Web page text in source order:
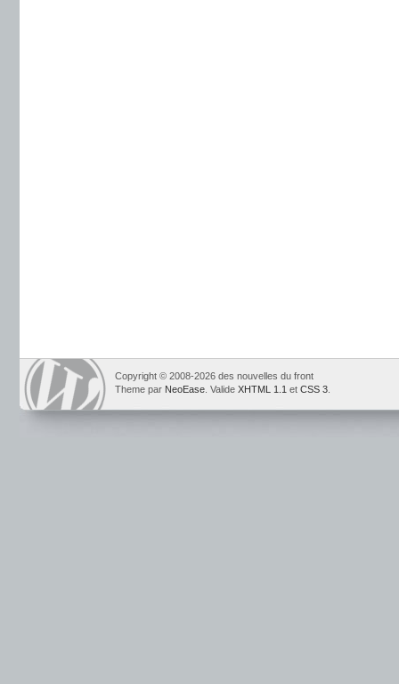
Copyright © 2008-2026 des nouvelles du front
Theme par NeoEase . Valide XHTML 1.1 et CSS 3